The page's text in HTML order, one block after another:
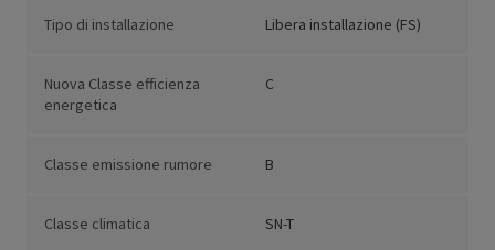
Tipo di installazione Libera installazione (FS)
Nuova Classe efficienza
energetica
C
Classe emissione rumore B
Classe climatica SN-T